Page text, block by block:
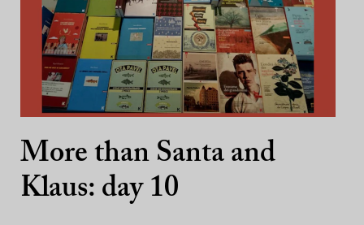
More than Santa and
Klaus: day 10